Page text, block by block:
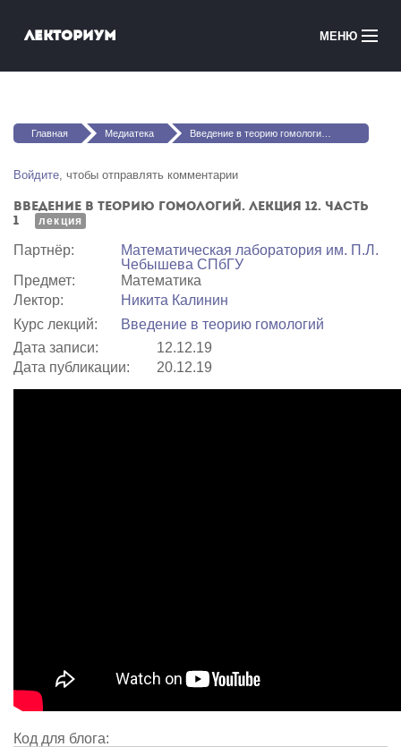
Лекториум МЕНЮ
Медиатека
Courses in English
Войти
Вы здесь
Главная Медиатека Введение в теорию гомологий. Лекция 12. Часть 1
Войдите, чтобы отправлять комментарии
Введение в теорию гомологий. Лекция 12. Часть
1
лекция
Партнёр:
Математичеcкая лаборатория им. П.Л.
Чебышева СПбГУ
Предмет:
Математика
Лектор:
Никита Калинин
Курс лекций:
Введение в теорию гомологий
Дата записи:
12.12.19
Дата публикации:
20.12.19
Код для блога: